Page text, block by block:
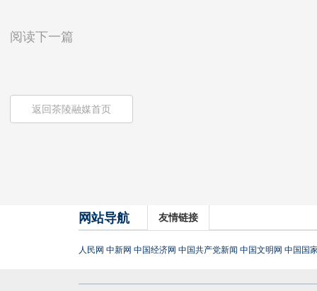
阅读下一篇
返回茶陵融媒首页
网站导航 友情链接
人民网 中新网 中国经济网 中国共产党新闻 中国文明网 中国国